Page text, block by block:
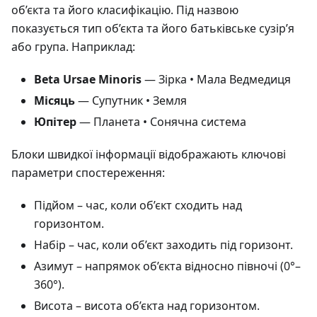
об’єкта та його класифікацію. Під назвою
показується тип об’єкта та його батьківське сузір’я
або група. Наприклад:
Beta Ursae Minoris— Зірка • Мала Ведмедиця
Місяць— Супутник • Земля
Юпітер— Планета • Сонячна система
Блоки швидкої інформації відображають ключові
параметри спостереження:
Підйом – час, коли об’єкт сходить над
горизонтом.
Набір – час, коли об’єкт заходить під горизонт.
Азимут– напрямок об’єкта відносно півночі (0°–
360°).
Висота – висота об’єкта над горизонтом.